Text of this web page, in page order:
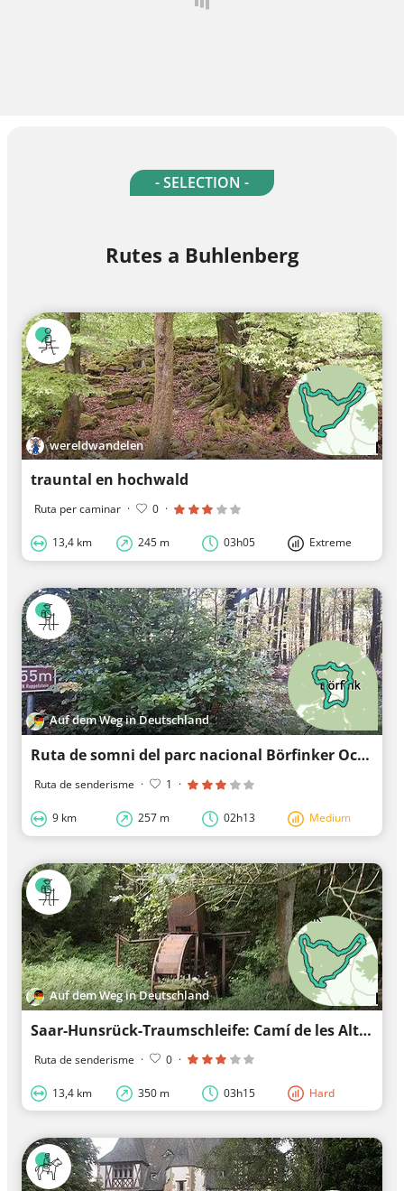
- SELECTION -
Rutes a Buhlenberg
wereldwandelen
trauntal en hochwald
Ruta per caminar · 0 ·
13,4 km 245 m 03h05 Extreme
Auf dem Weg in Deutschland
Ruta de somni del parc nacional Börfinker Ochsentour
Ruta de senderisme · 1 ·
9 km 257 m 02h13 Medium
Auf dem Weg in Deutschland
Saar-Hunsrück-Traumschleife: Camí de les Altures del Traun
Ruta de senderisme · 0 ·
13,4 km 350 m 03h15 Hard